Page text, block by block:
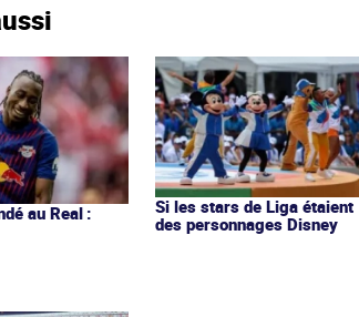
au Real :
Si les stars de Liga étaient
des personnages Disney